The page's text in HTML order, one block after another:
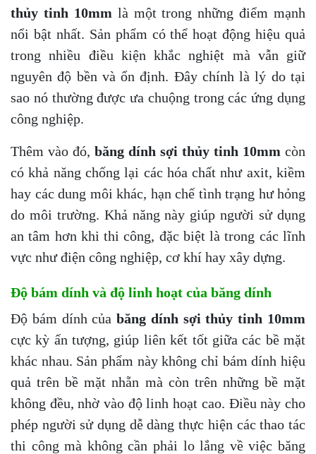
thủy tinh 10mm là một trong những điểm mạnh
nổi bật nhất. Sản phẩm có thể hoạt động hiệu quả
trong nhiều điều kiện khắc nghiệt mà vẫn giữ
nguyên độ bền và ổn định. Đây chính là lý do tại
sao nó thường được ưa chuộng trong các ứng dụng
công nghiệp.
Thêm vào đó, băng dính sợi thủy tinh 10mm còn
có khả năng chống lại các hóa chất như axit, kiềm
hay các dung môi khác, hạn chế tình trạng hư hỏng
do môi trường. Khả năng này giúp người sử dụng
an tâm hơn khi thi công, đặc biệt là trong các lĩnh
vực như điện công nghiệp, cơ khí hay xây dựng.
Độ bám dính và độ linh hoạt của băng dính
Độ bám dính củabăng dính sợi thủy tinh 10mm
cực kỳ ấn tượng, giúp liên kết tốt giữa các bề mặt
khác nhau. Sản phẩm này không chỉ bám dính hiệu
quả trên bề mặt nhẵn mà còn trên những bề mặt
không đều, nhờ vào độ linh hoạt cao. Điều này cho
phép người sử dụng dễ dàng thực hiện các thao tác
thi công mà không cần phải lo lắng về việc băng